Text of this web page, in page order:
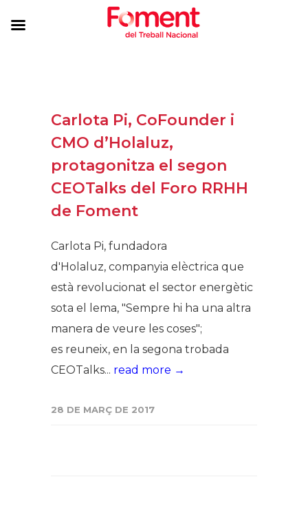
Carlota Pi, CoFounder i
CMO d’Holaluz,
protagonitza el segon
CEOTalks del Foro RRHH
de Foment
Carlota Pi, fundadora
d'Holaluz, companyia elèctrica que
està revolucionat el sector energètic
sota el lema, "Sempre hi ha una altra
manera de veure les coses";
es reuneix, en la segona trobada
CEOTalks... read more →
28 DE MARÇ DE 2017